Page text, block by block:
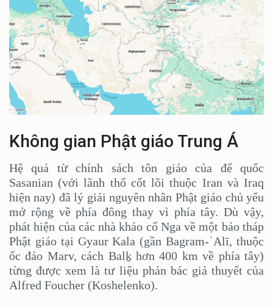
Không gian Phật giáo Trung Á
Hệ quả từ chính sách tôn giáo của đế quốc
Sasanian (với lãnh thổ cốt lõi thuộc Iran và Iraq
hiện nay) đã lý giải nguyên nhân Phật giáo chủ yếu
mở rộng về phía đông thay vì phía tây. Dù vậy,
phát hiện của các nhà khảo cổ Nga về một bảo tháp
Phật giáo tại Gyaur Kala (gần Bagram-ʿAlī, thuộc
ốc đảo Marv, cách Balḵ hơn 400 km về phía tây)
từng được xem là tư liệu phản bác giả thuyết của
Alfred Foucher (Koshelenko).